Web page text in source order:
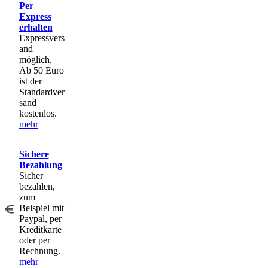
Per
Express
erhalten
Expressvers
and
möglich.
Ab 50 Euro
ist der
Standardver
sand
kostenlos.
mehr
Sichere
Bezahlung
Sicher
bezahlen,
zum
Beispiel mit
Paypal, per
Kreditkarte
oder per
Rechnung.
mehr